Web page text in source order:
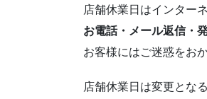
店舗休業日はインター
お電話・メール返信・
お客様にはご迷惑をお
店舗休業日は変更とな